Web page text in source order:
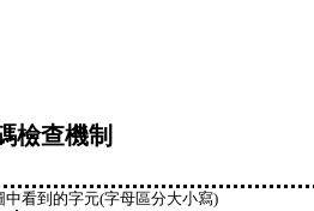
檢查機制
中看到的字元(字母區分大小寫)